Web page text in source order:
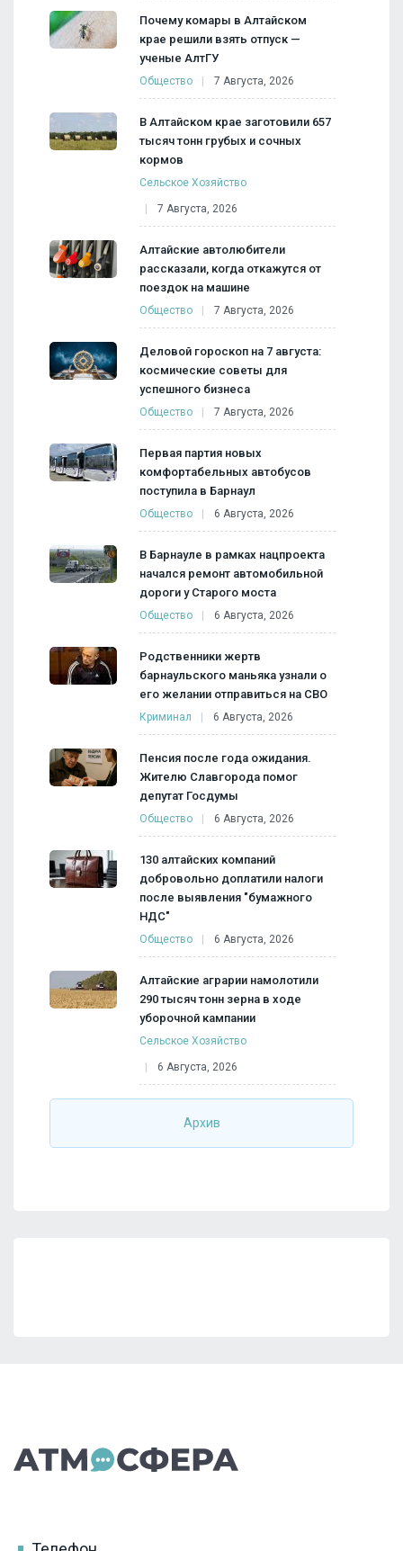
Почему комары в Алтайском
крае решили взять отпуск —
ученые АлтГУ
Общество 7 Августа, 2026
В Алтайском крае заготовили 657
тысяч тонн грубых и сочных
кормов
Сельское Хозяйство
7 Августа, 2026
Алтайские автолюбители
рассказали, когда откажутся от
поездок на машине
Общество 7 Августа, 2026
Деловой гороскоп на 7 августа:
космические советы для
успешного бизнеса
Общество 7 Августа, 2026
Первая партия новых
комфортабельных автобусов
поступила в Барнаул
Общество 6 Августа, 2026
В Барнауле в рамках нацпроекта
начался ремонт автомобильной
дороги у Старого моста
Общество 6 Августа, 2026
Родственники жертв
барнаульского маньяка узнали о
его желании отправиться на СВО
Криминал 6 Августа, 2026
Пенсия после года ожидания.
Жителю Славгорода помог
депутат Госдумы
Общество 6 Августа, 2026
130 алтайских компаний
добровольно доплатили налоги
после выявления "бумажного
НДС"
Общество 6 Августа, 2026
Алтайские аграрии намолотили
290 тысяч тонн зерна в ходе
уборочной кампании
Сельское Хозяйство
6 Августа, 2026
Архив